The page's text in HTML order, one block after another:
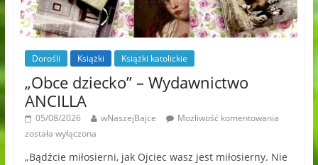
Dorośli Książki Książki katolickie
„Obce dziecko” – Wydawnictwo
ANCILLA
05/08/2026 wNaszejBajce
Możliwość komentowania
została wyłączona
„Bądźcie miłosierni, jak Ojciec wasz jest miłosierny. Nie